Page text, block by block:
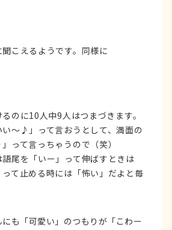
こえるようです。同様に
のに10人中9人はつまづきます。
～♪」って言おうとして、満面の
って言っちゃうので（笑）
尾を「いー」って伸ばすときは
って止める時には「怖い」だよと毎
も「可愛い」のつもりが「こわー